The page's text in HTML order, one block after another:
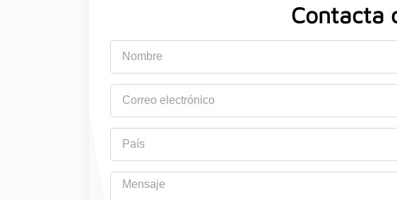
Contacta
electrónico
Mensaje